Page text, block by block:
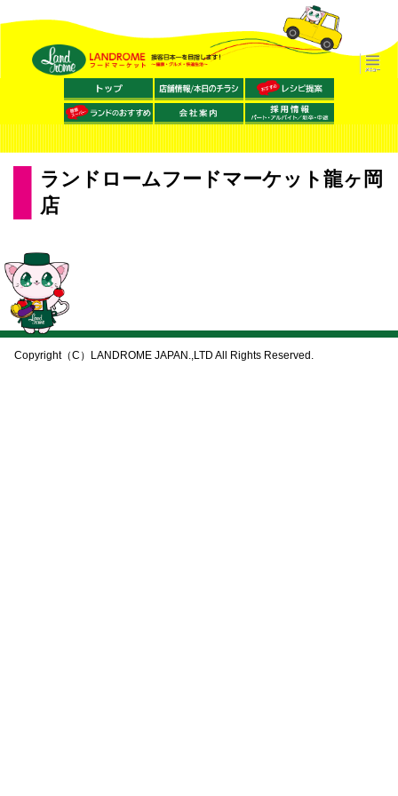
ランドロームフードマーケット龍ヶ岡
店
Copyright（C）LANDROME JAPAN.,LTD All Rights Reserved.